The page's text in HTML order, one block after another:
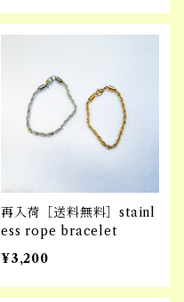
再入荷［送料無料］stainl
ess rope bracelet
¥3,200